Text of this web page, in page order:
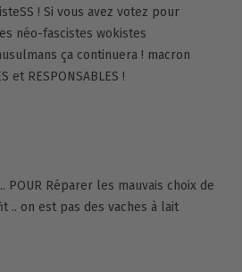
! Si vous avez votez pour
néo-fascistes wokistes
ça continuera ! macron
et RESPONSABLES !
POUR Réparer les mauvais choix de
.. on est pas des vaches à lait